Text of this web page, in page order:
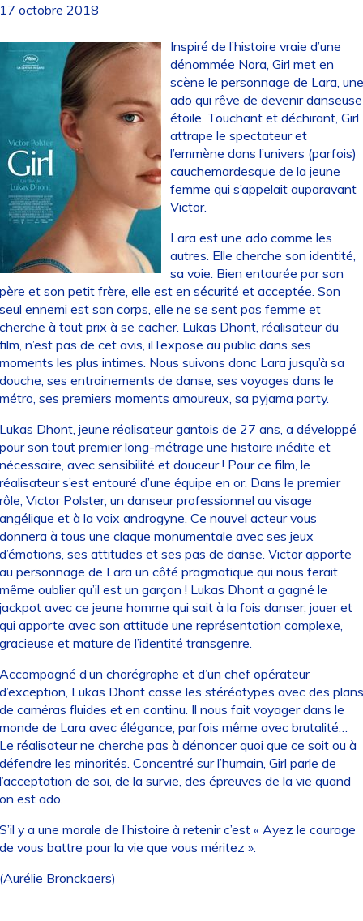
octobre 2018
Inspiré de l’histoire vraie d’une
dénommée Nora, Girl met en
scène le personnage de Lara,
ado qui rêve de devenir danseuse
étoile. Touchant et déchirant, Girl
attrape le spectateur et
l’emmène dans l’univers (parfois)
cauchemardesque de la jeune
femme qui s’appelait auparavant
Victor.
Lara est une ado comme les
autres. Elle cherche son identité,
sa voie. Bien entourée par son
et son petit frère, elle est en sécurité et acceptée. Son
ennemi est son corps, elle ne se sent pas femme et
à tout prix à se cacher. Lukas Dhont, réalisateur du
n’est pas de cet avis, il l’expose au public dans ses
les plus intimes. Nous suivons donc Lara jusqu’à sa
ses entrainements de danse, ses voyages dans le
ses premiers moments amoureux, sa pyjama party.
Dhont, jeune réalisateur gantois de 27 ans, a développé
son tout premier long-métrage une histoire inédite et
avec sensibilité et douceur ! Pour ce film, le
s’est entouré d’une équipe en or. Dans le premier
Victor Polster, un danseur professionnel au visage
et à la voix androgyne. Ce nouvel acteur vous
à tous une claque monumentale avec ses jeux
ses attitudes et ses pas de danse. Victor apporte
personnage de Lara un côté pragmatique qui nous ferait
oublier qu’il est un garçon ! Lukas Dhont a gagné le
avec ce jeune homme qui sait à la fois danser, jouer et
apporte avec son attitude une représentation complexe,
et mature de l’identité transgenre.
d’un chorégraphe et d’un chef opérateur
Lukas Dhont casse les stéréotypes avec des plans
caméras fluides et en continu. Il nous fait voyager dans le
de Lara avec élégance, parfois même avec brutalité…
réalisateur ne cherche pas à dénoncer quoi que ce soit ou à
les minorités. Concentré sur l’humain, Girl parle de
de soi, de la survie, des épreuves de la vie quand
est ado.
y a une morale de l’histoire à retenir c’est « Ayez le courage
vous battre pour la vie que vous méritez ».
Bronckaers)